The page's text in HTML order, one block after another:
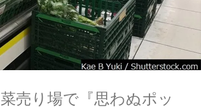
売り場で『思わぬポッ